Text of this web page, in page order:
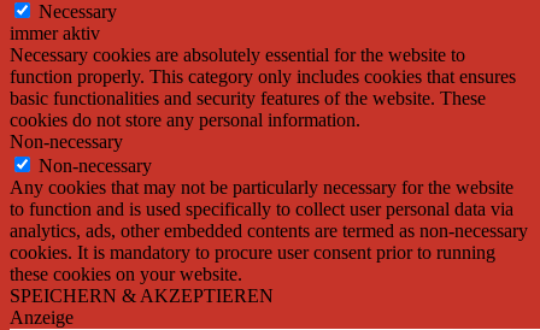
Necessary
immer aktiv
Necessary cookies are absolutely essential for the website to
function properly. This category only includes cookies that ensures
basic functionalities and security features of the website. These
cookies do not store any personal information.
Non-necessary
Non-necessary
Any cookies that may not be particularly necessary for the website
to function and is used specifically to collect user personal data via
analytics, ads, other embedded contents are termed as non-necessary
cookies. It is mandatory to procure user consent prior to running
these cookies on your website.
SPEICHERN & AKZEPTIEREN
Anzeige